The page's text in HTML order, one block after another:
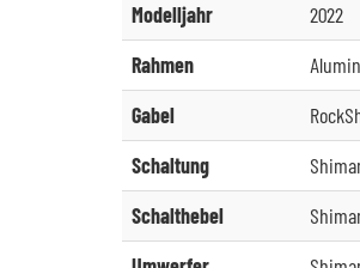
Modelljahr
2022
Rahmen
Gabel
Schaltung
Schalthebel